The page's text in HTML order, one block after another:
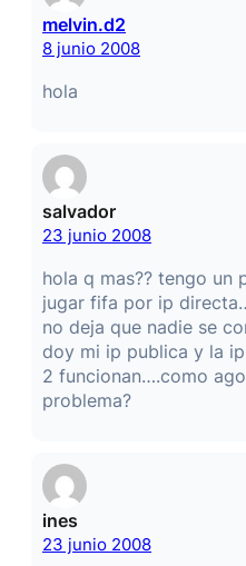
melvin.d2
8 junio 2008
hola
salvador
23 junio 2008
hola q mas?? tengo un
jugar fifa por ip
no deja que nadie se
doy mi ip publica y la
2 funcionan….como
problema?
ines
23 junio 2008